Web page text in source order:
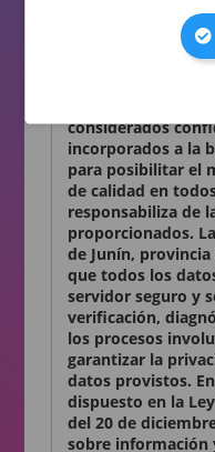
Términos y
Declaro conocer y
considerados
incorporados a la
para posibilitar el
de calidad en
responsabiliza de
proporcionados.
de Junín,
que todos los
servidor seguro y
verificación,
los procesos
garantizar la
datos provistos.
dispuesto en la
del 20 de
sobre información